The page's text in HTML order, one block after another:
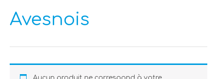
Avesnois